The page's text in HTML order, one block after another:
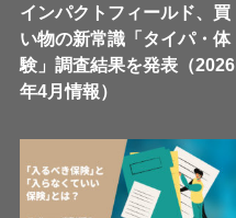
インパクトフィールド、買
い物の新常識「タイパ・体
験」調査結果を発表（2026
年4月情報）